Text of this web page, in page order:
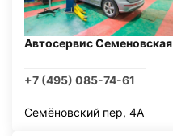
Автосервис Семеновская
+7 (495) 085-74-61
Семёновский пер, 4А